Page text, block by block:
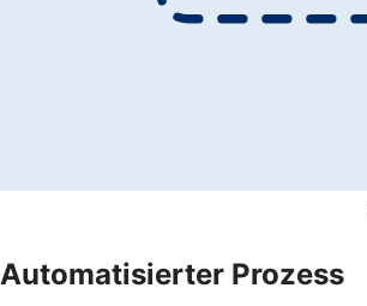
Automatisierter Prozess